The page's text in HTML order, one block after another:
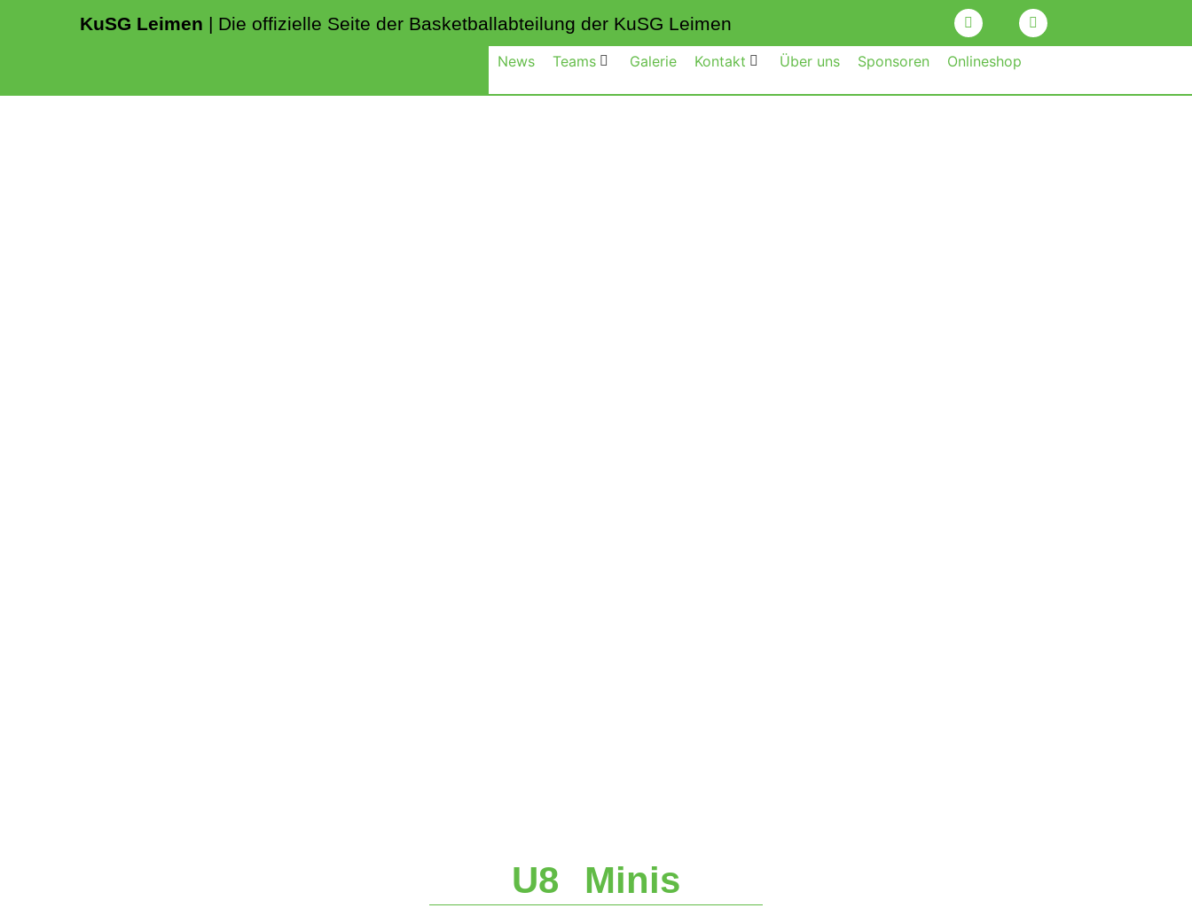
KuSG Leimen | Die offizielle Seite der Basketballabteilung der KuSG Leimen
News Teams Galerie Kontakt Über uns Sponsoren Onlineshop
U8 Minis